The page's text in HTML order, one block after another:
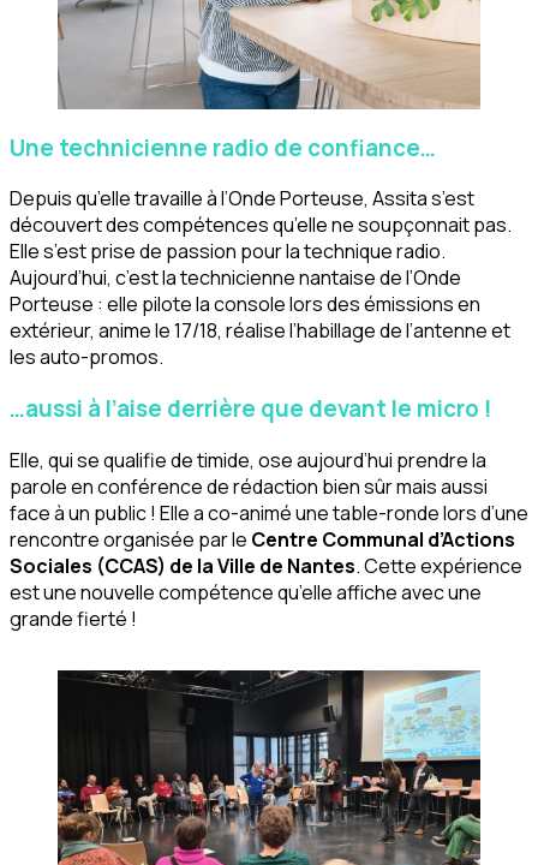
Une technicienne radio de confiance…
Depuis qu’elle travaille à l’Onde Porteuse, Assita s’est
découvert des compétences qu’elle ne soupçonnait pas.
Elle s’est prise de passion pour la technique radio.
Aujourd’hui, c’est la technicienne nantaise de l’Onde
Porteuse : elle pilote la console lors des émissions en
extérieur, anime le 17/18, réalise l’habillage de l’antenne et
les auto-promos.
…aussi à l’aise derrière que devant le micro !
Elle, qui se qualifie de timide, ose aujourd’hui prendre la
parole en conférence de rédaction bien sûr mais aussi
face à un public ! Elle a co-animé une table-ronde lors d’une
rencontre organisée par le Centre Communal d’Actions
Sociales (CCAS) de la Ville de Nantes. Cette expérience
est une nouvelle compétence qu’elle affiche avec une
grande fierté !